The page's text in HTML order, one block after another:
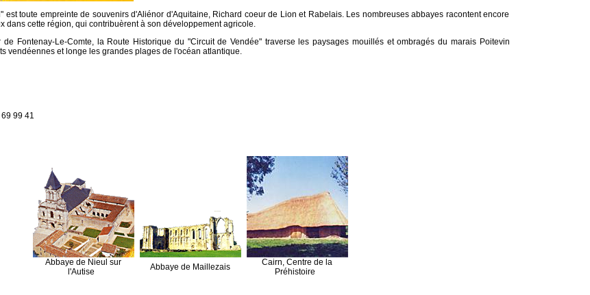
est toute empreinte de souvenirs d'Aliénor d'Aquitaine, Richard coeur de Lion et Rabelais. Les nombreuses abbayes racontent encore
dans cette région, qui contribuèrent à son développement agricole.
Fontenay-Le-Comte, la Route Historique du "Circuit de Vendée" traverse les paysages mouillés et ombragés du marais Poitevin
vendéennes et longe les grandes plages de l'océan atlantique.
99 41
Abbaye de Nieul sur
l'Autise
Abbaye de Maillezais
Cairn, Centre de la
Préhistoire